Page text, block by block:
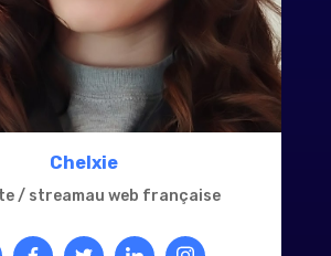
Chelxie
/ streamau web française